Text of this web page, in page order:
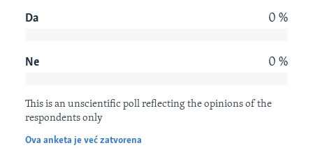
MAGAZIN
O GLASU AMERIKE
Da 0 %
Ne 0 %
This is an unscientific poll reflecting the opinions of the
respondents only
Ova anketa je već zatvorena